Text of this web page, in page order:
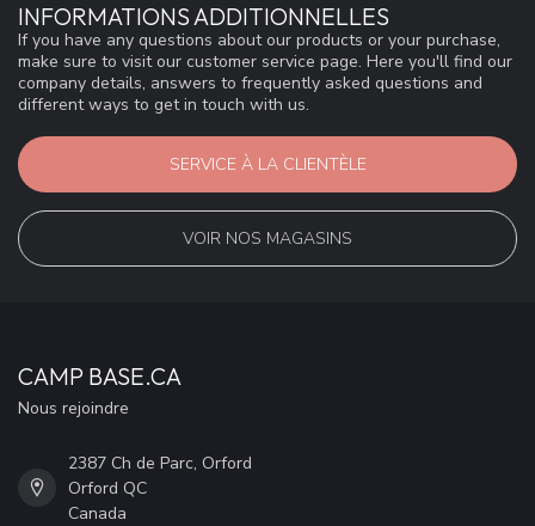
INFORMATIONS ADDITIONNELLES
If you have any questions about our products or your purchase,
make sure to visit our customer service page. Here you'll find our
company details, answers to frequently asked questions and
different ways to get in touch with us.
SERVICE À LA CLIENTÈLE
VOIR NOS MAGASINS
CAMP BASE.CA
Nous rejoindre
2387 Ch de Parc, Orford
Orford QC
Canada